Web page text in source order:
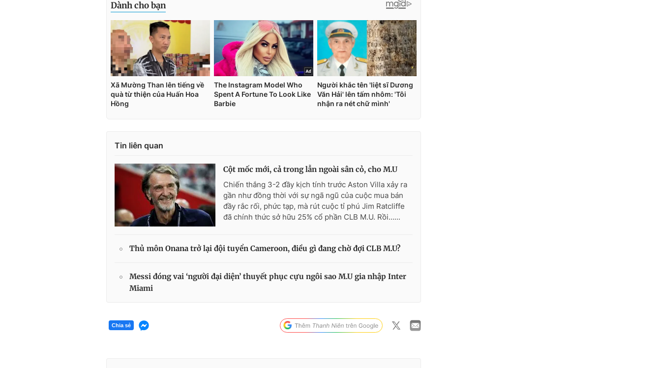
Tin liên quan
Cột mốc mới, cả trong lẫn ngoài sân cỏ, cho M.U
Chiến thắng 3-2 đầy kịch tính trước Aston Villa xảy ra
gần như đồng thời với sự ngã ngũ của cuộc mua bán
đầy rắc rối, phức tạp, mà rút cuộc tỉ phú Jim Ratcliffe
đã chính thức sở hữu 25% cổ phần CLB M.U. Rồi…...
Thủ môn Onana trở lại đội tuyển Cameroon, điều gì đang chờ đợi CLB M.U?
Messi đóng vai ‘người đại diện’ thuyết phục cựu ngôi sao M.U gia nhập Inter
Miami
Chia sẻ